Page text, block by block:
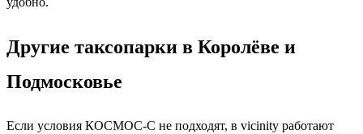
Другие таксопарки в Королёве и
Подмосковье
Если условия КОСМОС-С не подходят, в vicinity работают